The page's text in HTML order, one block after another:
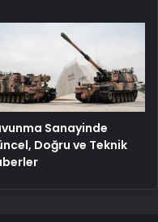
Sanayinde
Doğru ve Teknik